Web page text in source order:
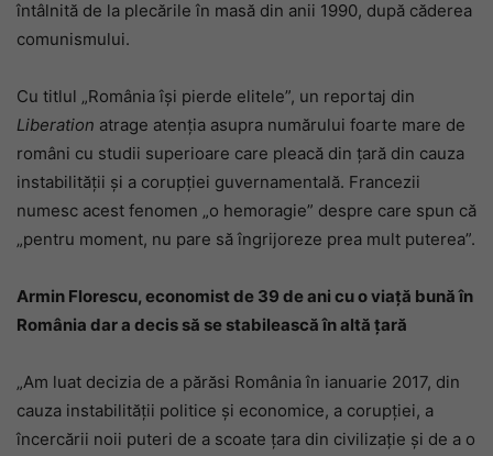
întâlnită de la plecările în masă din anii 1990, după căderea
comunismului.
Cu titlul „România își pierde elitele”, un reportaj din
Liberation atrage atenția asupra numărului foarte mare de
români cu studii superioare care pleacă din țară din cauza
instabilității și a corupției guvernamentală. Francezii
numesc acest fenomen „o hemoragie” despre care spun că
„pentru moment, nu pare să îngrijoreze prea mult puterea”.
Armin Florescu, economist de 39 de ani cu o viaţă bună în
România dar a decis să se stabilească în altă ţară
„Am luat decizia de a părăsi România în ianuarie 2017, din
cauza instabilităţii politice şi economice, a corupţiei, a
încercării noii puteri de a scoate ţara din civilizaţie şi de a o